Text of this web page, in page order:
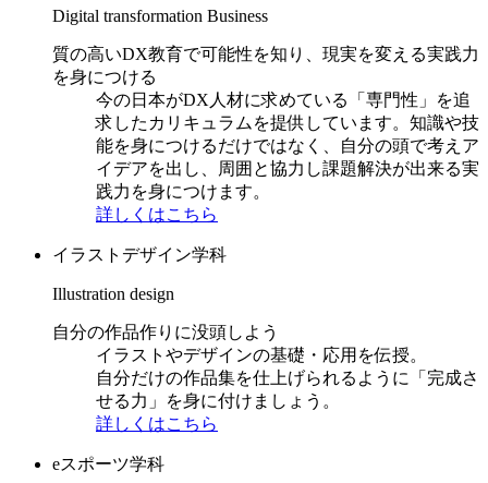
Digital transformation Business
質の高いDX教育で可能性を知り、現実を変える実践力
を身につける
今の日本がDX人材に求めている「専門性」を追
求したカリキュラムを提供しています。知識や技
能を身につけるだけではなく、自分の頭で考えア
イデアを出し、周囲と協力し課題解決が出来る実
践力を身につけます。
詳しくはこちら
イラストデザイン学科
Illustration design
自分の作品作りに没頭しよう
イラストやデザインの基礎・応用を伝授。
自分だけの作品集を仕上げられるように「完成さ
せる力」を身に付けましょう。
詳しくはこちら
eスポーツ学科